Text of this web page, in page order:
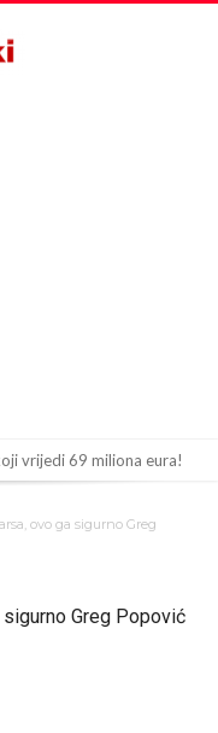
vrijedi 69 miliona eura!
u noćnom klubu
bile natečene, nije se htio
ovo ga sigurno Greg
Greg Popović